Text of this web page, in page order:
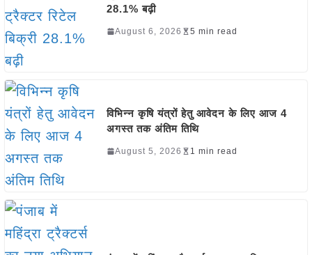
28.1% बढ़ी
August 6, 2026 5 min read
विभिन्न कृषि यंत्रों हेतु आवेदन के लिए आज 4
अगस्त तक अंतिम तिथि
August 5, 2026 1 min read